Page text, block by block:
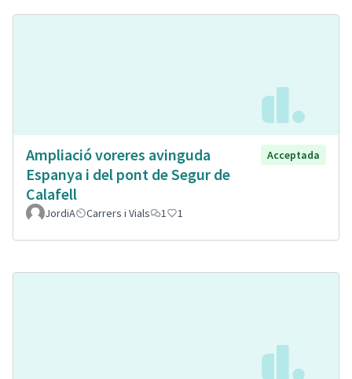
Ampliació voreres avinguda
Espanya i del pont de Segur de
Calafell
Acceptada
JordiA Carrers i Vials 1 1